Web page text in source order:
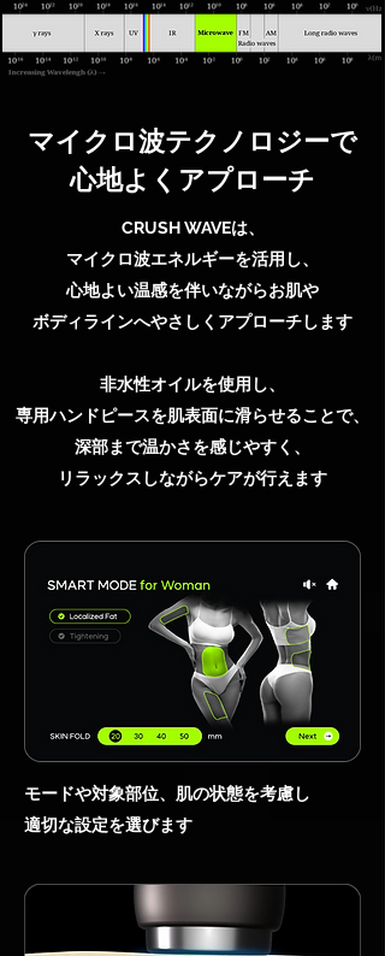
マイクロ波テクノロジーで
心地よくアプローチ
CRUSH WAVEは、
マイクロ波エネルギーを活用し、
心地よい温感を伴いながらお肌や
ボディラインへやさしくアプローチします
非水性オイルを使用し、
専用ハンドピースを肌表面に滑らせることで、
深部まで温かさを感じやすく、
リラックスしながらケアが行えます
モードや対象部位、 肌の状態を考慮し
適切な設定を選びます